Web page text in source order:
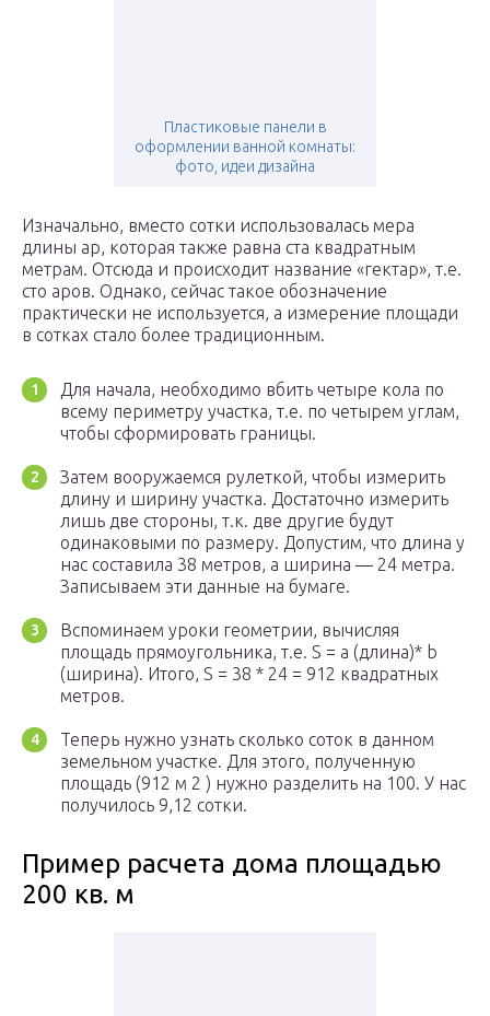
Пластиковые панели в
оформлении ванной комнаты:
фото, идеи дизайна
Изначально, вместо сотки использовалась мера
длины ар, которая также равна ста квадратным
метрам. Отсюда и происходит название «гектар», т.е.
сто аров. Однако, сейчас такое обозначение
практически не используется, а измерение площади
в сотках стало более традиционным.
Для начала, необходимо вбить четыре кола по
всему периметру участка, т.е. по четырем углам,
чтобы сформировать границы.
Затем вооружаемся рулеткой, чтобы измерить
длину и ширину участка. Достаточно измерить
лишь две стороны, т.к. две другие будут
одинаковыми по размеру. Допустим, что длина у
нас составила 38 метров, а ширина — 24 метра.
Записываем эти данные на бумаге.
Вспоминаем уроки геометрии, вычисляя
площадь прямоугольника, т.е. S = a (длина)* b
(ширина). Итого, S = 38 * 24 = 912 квадратных
метров.
Теперь нужно узнать сколько соток в данном
земельном участке. Для этого, полученную
площадь (912 м 2 ) нужно разделить на 100. У нас
получилось 9,12 сотки.
Пример расчета дома площадью
200 кв. м